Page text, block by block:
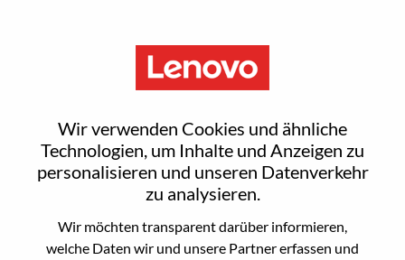
Wir verwenden Cookies und ähnliche
Technologien, um Inhalte und Anzeigen zu
personalisieren und unseren Datenverkehr
zu analysieren.
Wir möchten transparent darüber informieren,
welche Daten wir und unsere Partner erfassen und
Reset password
Are you sure you want to reset your